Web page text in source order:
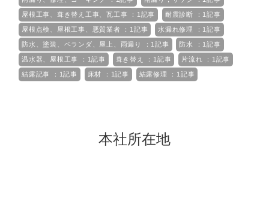
屋根工事、葺き替え工事、瓦工事 ：1記事 耐震診断 ：1記事
屋根点検、屋根工事、悪質業者 ：1記事 水漏れ修理 ：1記事
防水、塗装、ベランダ、屋上、雨漏り ：1記事 防水 ：1記事
温水器、屋根工事 ：1記事 葺き替え ：1記事 片流れ ：1記事
結露記事 ：1記事 床材 ：1記事 結露修理 ：1記事
本社所在地